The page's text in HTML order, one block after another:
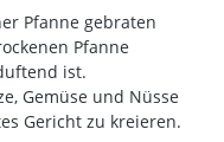
Pfanne gebraten
Pfanne
ist.
Gemüse und Nüsse
Gericht zu kreieren.